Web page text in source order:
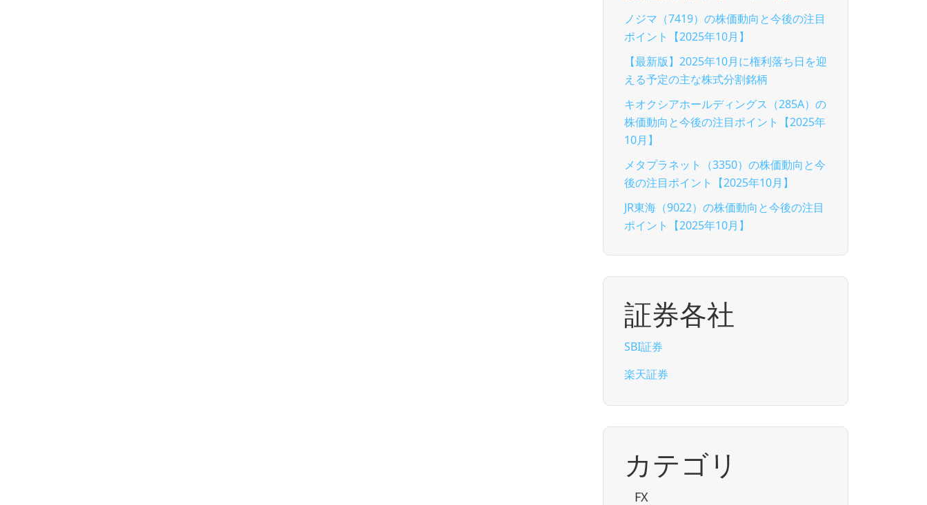
ノジマ（7419）の株価動向と今後の注目
ポイント【2025年10月】
【最新版】2025年10月に権利落ち日を迎
える予定の主な株式分割銘柄
キオクシアホールディングス（285A）の
株価動向と今後の注目ポイント【2025年
10月】
メタプラネット（3350）の株価動向と今
後の注目ポイント【2025年10月】
JR東海（9022）の株価動向と今後の注目
ポイント【2025年10月】
証券各社
SBI証券
楽天証券
カテゴリ
FX